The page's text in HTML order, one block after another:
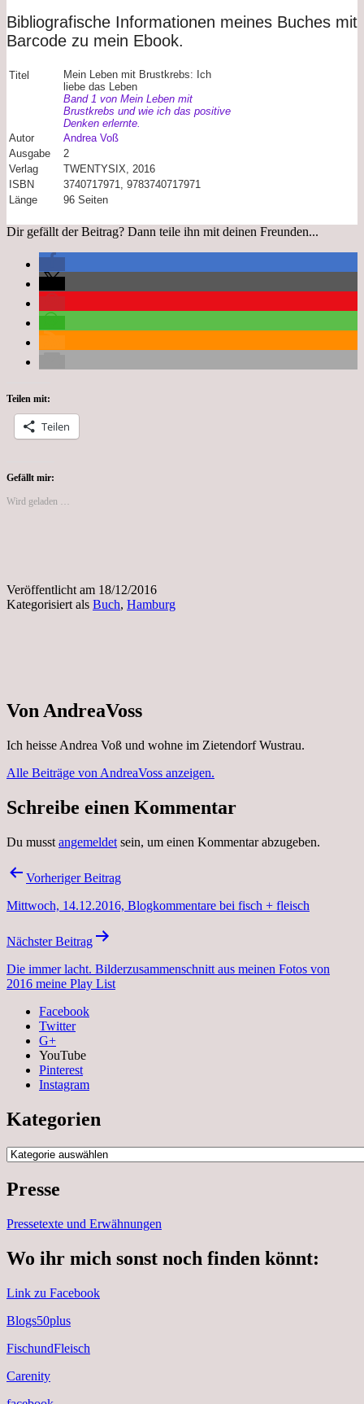
Bibliografische Informationen meines Buches mit
Barcode zu mein Ebook.
Titel
Mein Leben mit Brustkrebs: Ich
liebe das Leben
Band 1 von Mein Leben mit
Brustkrebs und wie ich das positive
Denken erlernte.
Autor
Andrea Voß
Ausgabe
2
Verlag
TWENTYSIX, 2016
ISBN
3740717971, 9783740717971
Länge
96 Seiten
Dir gefällt der Beitrag? Dann teile ihn mit deinen Freunden...
Teilen mit:
Teilen
Gefällt mir:
Wird geladen …
Veröffentlicht am 18/12/2016
Kategorisiert als Buch, Hamburg
Von AndreaVoss
Ich heisse Andrea Voß und wohne im Zietendorf Wustrau.
Alle Beiträge von AndreaVoss anzeigen.
Schreibe einen Kommentar
Du musst angemeldet sein, um einen Kommentar abzugeben.
Beitragsnavigation
Vorheriger Beitrag
Mittwoch, 14.12.2016, Blogkommentare bei fisch + fleisch
Nächster Beitrag
Die immer lacht. Bilderzusammenschnitt aus meinen Fotos von
2016 meine Play List
Facebook
Twitter
G+
YouTube
Pinterest
Instagram
Kategorien
Kategorien
Presse
Pressetexte und Erwähnungen
Wo ihr mich sonst noch finden könnt:
Link zu Facebook
Blogs50plus
FischundFleisch
Carenity